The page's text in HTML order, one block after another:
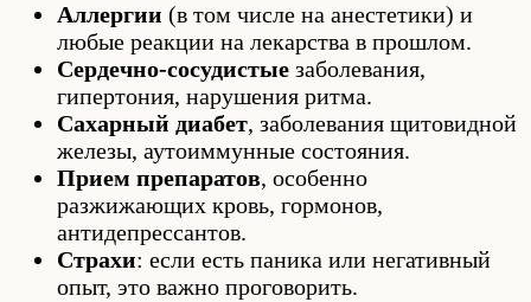
Аллергии (в том числе на анестетики) и
любые реакции на лекарства в прошлом.
Сердечно-сосудистые заболевания,
гипертония, нарушения ритма.
Сахарный диабет, заболевания щитовидной
железы, аутоиммунные состояния.
Прием препаратов, особенно
разжижающих кровь, гормонов,
антидепрессантов.
Страхи: если есть паника или негативный
опыт, это важно проговорить.